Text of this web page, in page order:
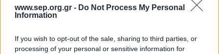
www.sep.org.gr - Do Not Process My Personal
Information
If you wish to opt-out of the sale, sharing to third parties, or
processing of your personal or sensitive information for
Ημ/νια Έκδοσης:
26/06/2023
A/A:/ 2023
Εργαστήριο: "Μεγάλες κατασκευές"
Κλιμάκιο Οργάνωσης : Π.Ε. Θεσσαλονίκης